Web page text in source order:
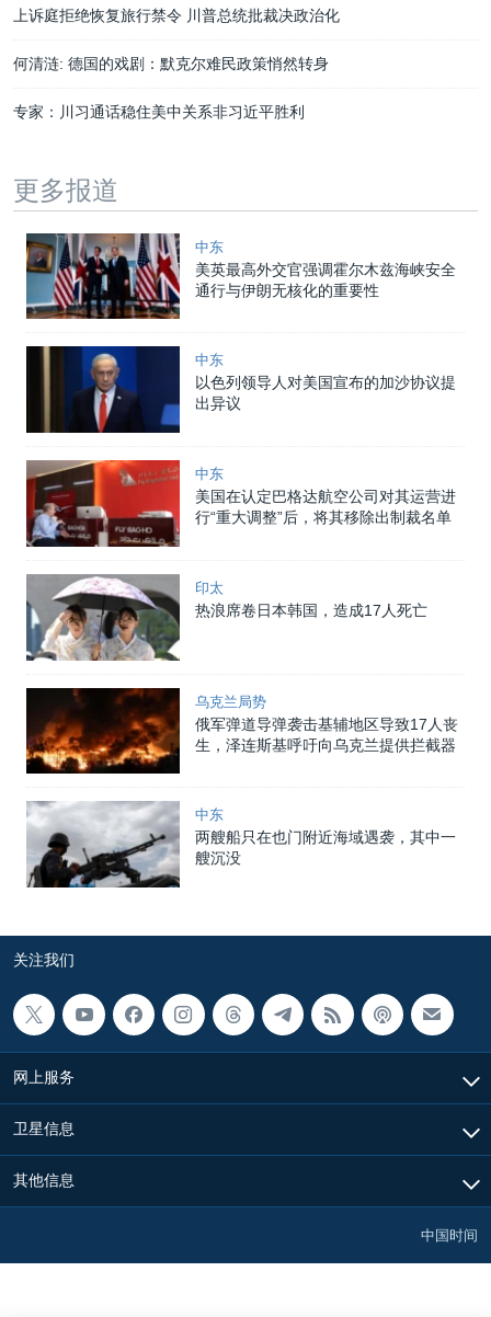
上诉庭拒绝恢复旅行禁令 川普总统批裁决政治化
何清涟: 德国的戏剧：默克尔难民政策悄然转身
专家：川习通话稳住美中关系非习近平胜利
更多报道
中东
美英最高外交官强调霍尔木兹海峡安全
通行与伊朗无核化的重要性
中东
以色列领导人对美国宣布的加沙协议提
出异议
中东
美国在认定巴格达航空公司对其运营进
行“重大调整”后，将其移除出制裁名单
印太
热浪席卷日本韩国，造成17人死亡
乌克兰局势
俄军弹道导弹袭击基辅地区导致17人丧
生，泽连斯基呼吁向乌克兰提供拦截器
中东
两艘船只在也门附近海域遇袭，其中一
艘沉没
关注我们
网上服务
卫星信息
其他信息
中国时间